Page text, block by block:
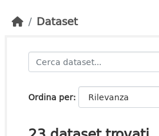
Dataset
Ordina per